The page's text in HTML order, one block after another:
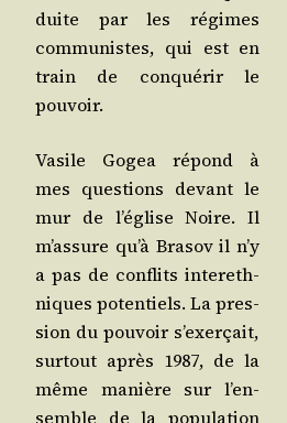
duite par les régimes
com­mu­nistes, qui est en
train de conqué­rir le
pouvoir.
Vasile Gogea répond à
mes ques­tions devant le
mur de l’é­glise Noire. Il
m’as­sure qu’à Bra­sov il n’y
a pas de conflits inter­eth­
niques poten­tiels. La pres­
sion du pou­voir s’exer­çait,
sur­tout après 1987, de la
même manière sur l’en­
semble de la popu­la­tion